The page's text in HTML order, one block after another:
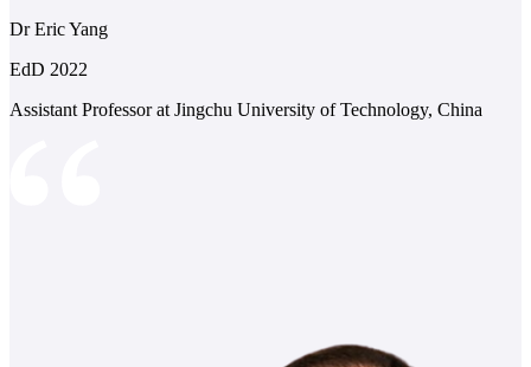
Dr Eric Yang
EdD 2022
Assistant Professor at Jingchu University of Technology, China